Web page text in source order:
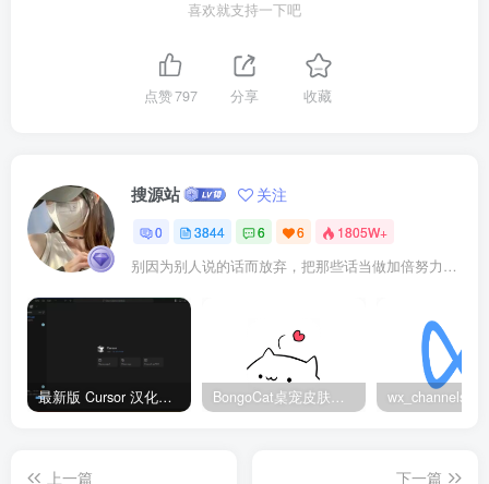
喜欢就支持一下吧
点赞797 分享 收藏
搜源站 关注
0 3844 6 6 1805W+
别因为别人说的话而放弃，把那些话当做加倍努力的动力
最新版 Cursor 汉化设置中文教程（两种简单方法，附中文语言包下载） BongoCat桌宠皮肤包大全：20款主题皮肤免费下载
上一篇
下一篇